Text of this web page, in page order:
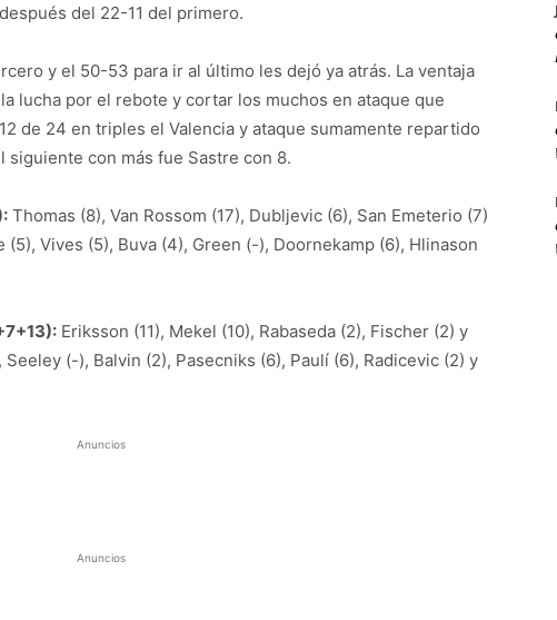
del 22-11 del primero.
y el 50-53 para ir al último les dejó ya atrás. La ventaja
lucha por el rebote y cortar los muchos en ataque que
de 24 en triples el Valencia y ataque sumamente repartido
siguiente con más fue Sastre con 8.
Thomas (8), Van Rossom (17), Dubljevic (6), San Emeterio (7)
Vives (5), Buva (4), Green (-), Doornekamp (6), Hlinason
Eriksson (11), Mekel (10), Rabaseda (2), Fischer (2) y
(-), Balvin (2), Pasecniks (6), Paulí (6), Radicevic (2) y
Anuncios
Anuncios